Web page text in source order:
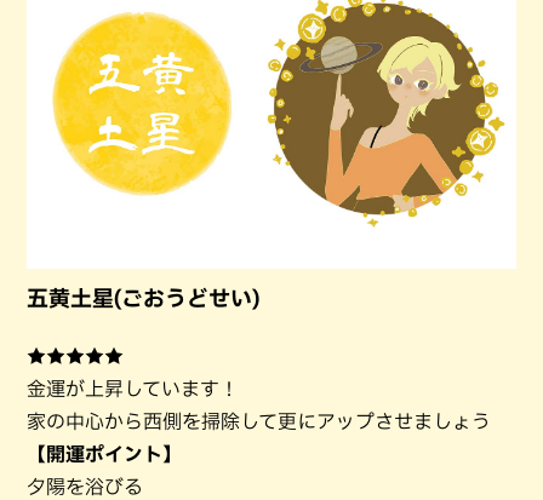
五黄土星(ごおうどせい)
★★★★★
金運が上昇しています！
家の中心から西側を掃除して更にアップさせましょう
【開運ポイント】
夕陽を浴びる